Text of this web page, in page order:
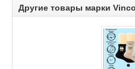
Другие товары марки